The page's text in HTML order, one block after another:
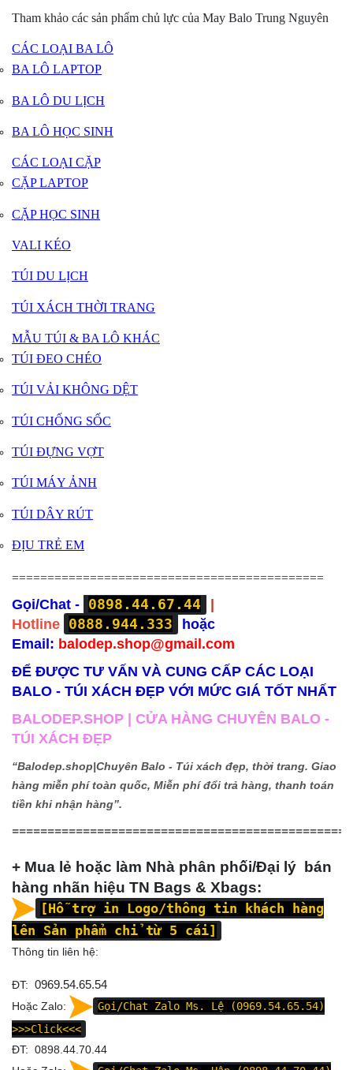
Tham khảo các sản phẩm chủ lực của May Balo Trung Nguyên
CÁC LOẠI BA LÔ
BA LÔ LAPTOP
BA LÔ DU LỊCH
BA LÔ HỌC SINH
CÁC LOẠI CẶP
CẶP LAPTOP
CẶP HỌC SINH
VALI KÉO
TÚI DU LỊCH
TÚI XÁCH THỜI TRANG
MẪU TÚI & BA LÔ KHÁC
TÚI ĐEO CHÉO
TÚI VẢI KHÔNG DỆT
TÚI CHỐNG SỐC
TÚI ĐỰNG VỢT
TÚI MÁY ẢNH
TÚI DÂY RÚT
ĐỊU TRẺ EM
============================================
Gọi/Chat - 0898.44.67.44
Hotline 0888.944.333
hoặc
Email: balodep.shop@gmail.com
ĐỂ ĐƯỢC TƯ VẤN VÀ CUNG CẤP CÁC LOẠI
BALO - TÚI XÁCH ĐẸP VỚI MỨC GIÁ TỐT NHẤT
BALODEP.SHOP | CỬA HÀNG CHUYÊN BALO -
TÚI XÁCH ĐẸP
“Balodep.shop|Chuyên Balo - Túi xách đẹp, thời trang. Giao
hàng miễn phí toàn quốc, Miễn phí đổi trả hàng, thanh toán
tiền khi nhận hàng”.
+ Mua lẻ hoặc làm Nhà phân phối/Đại lý bán
hàng nhãn hiệu TN Bags & Xbags:
[Hỗ trợ in Logo/thông tin khách hàng
lên Sản phẩm chỉ từ 5 cái]
Thông tin liên hệ:
ĐT: 0969.54.65.54
Hoặc Zalo:
Gọi/Chat Zalo Ms. Lệ (0969.54.65.54)
>>>Click<<<
ĐT: 0898.44.70.44